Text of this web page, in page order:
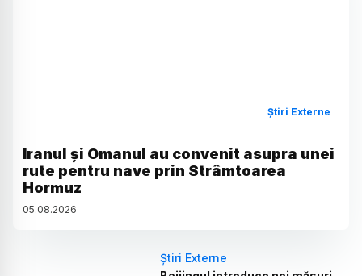
Știri Externe
Iranul și Omanul au convenit asupra unei
rute pentru nave prin Strâmtoarea
Hormuz
05.08.2026
Știri Externe